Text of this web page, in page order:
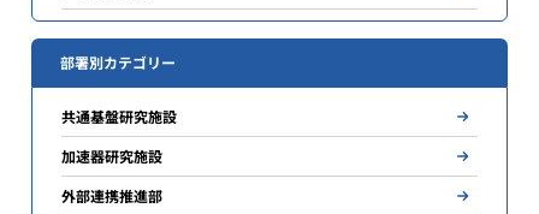
部署別カテゴリー
共通基盤研究施設
加速器研究施設
外部連携推進部